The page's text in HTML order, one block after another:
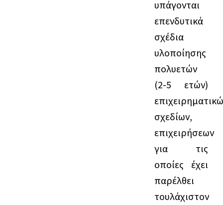
υπάγονται
επενδυτικά
σχέδια
υλοποίησης
πολυετών
(2-5 ετών)
σχεδίων,
επιχειρήσεων
για τις
οποίες έχει
παρέλθει
τουλάχιστον